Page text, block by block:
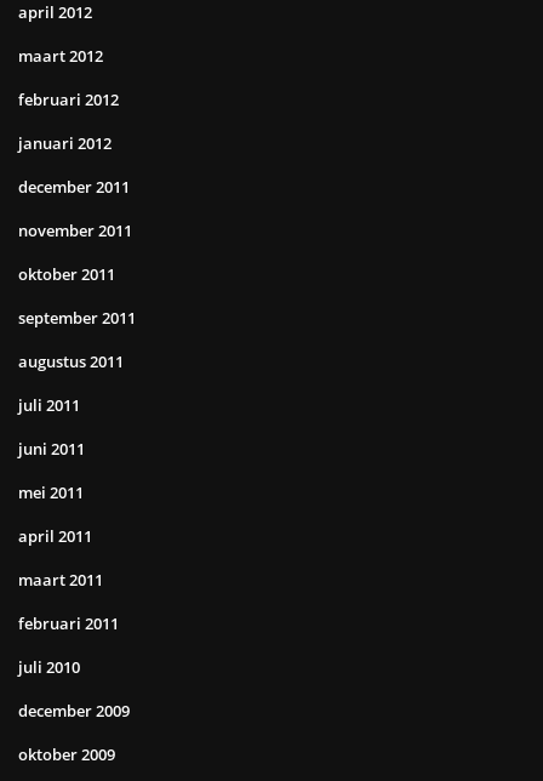
april 2012
maart 2012
februari 2012
januari 2012
december 2011
november 2011
oktober 2011
september 2011
augustus 2011
juli 2011
juni 2011
mei 2011
april 2011
maart 2011
februari 2011
juli 2010
december 2009
oktober 2009